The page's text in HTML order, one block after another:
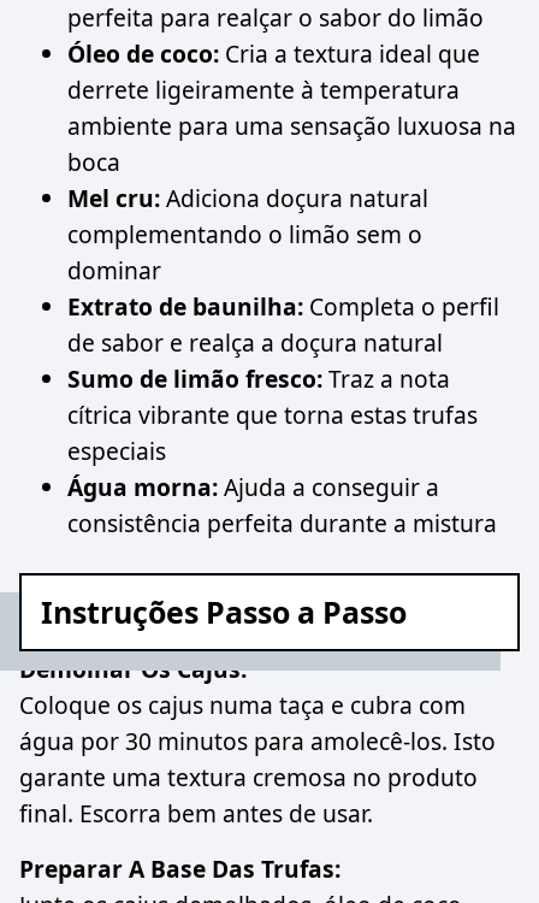
perfeita para realçar o sabor do limão
Óleo de coco: Cria a textura ideal que
derrete ligeiramente à temperatura
ambiente para uma sensação luxuosa na
boca
Mel cru:Adiciona doçura natural
complementando o limão sem o
dominar
Extrato de baunilha: Completa o perfil
de sabor e realça a doçura natural
Sumo de limão fresco:Traz a nota
cítrica vibrante que torna estas trufas
especiais
Água morna:Ajuda a conseguir a
consistência perfeita durante a mistura
Instruções Passo a Passo
Demolhar Os Cajus:
Coloque os cajus numa taça e cubra com
água por 30 minutos para amolecê-los. Isto
garante uma textura cremosa no produto
final. Escorra bem antes de usar.
Preparar A Base Das Trufas: